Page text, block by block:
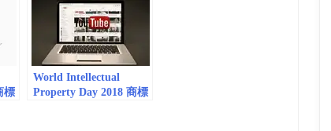
標
World Intellectual
Property Day 2018 商標